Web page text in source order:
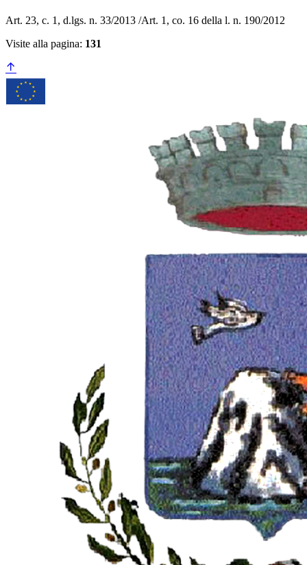
Art. 23, c. 1, d.lgs. n. 33/2013 /Art. 1, co. 16 della l. n. 190/2012
Visite alla pagina: 131